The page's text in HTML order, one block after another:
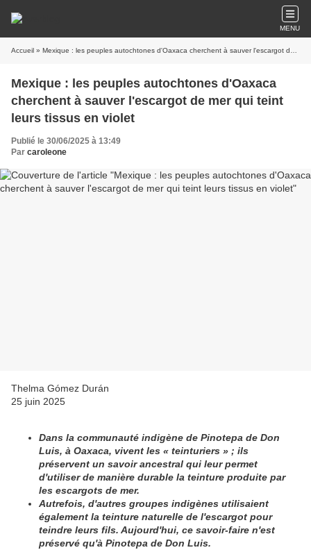
MENU
Accueil » Mexique : les peuples autochtones d'Oaxaca cherchent à sauver l'escargot de mer qui teint leurs tissus en violet
Mexique : les peuples autochtones d'Oaxaca
cherchent à sauver l'escargot de mer qui teint
leurs tissus en violet
Publié le 30/06/2025 à 13:49
Par caroleone
Thelma Gómez Durán
25 juin 2025
Dans la communauté indigène de Pinotepa de Don
Luis, à Oaxaca, vivent les « teinturiers » ; ils
préservent un savoir ancestral qui leur permet
d'utiliser de manière durable la teinture produite par
les escargots de mer.
Autrefois, d'autres groupes indigènes utilisaient
également la teinture naturelle de l'escargot pour
teindre leurs fils. Aujourd'hui, ce savoir-faire n'est
préservé qu'à Pinotepa de Don Luis.